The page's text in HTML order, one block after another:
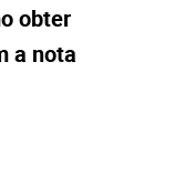
obter
a nota